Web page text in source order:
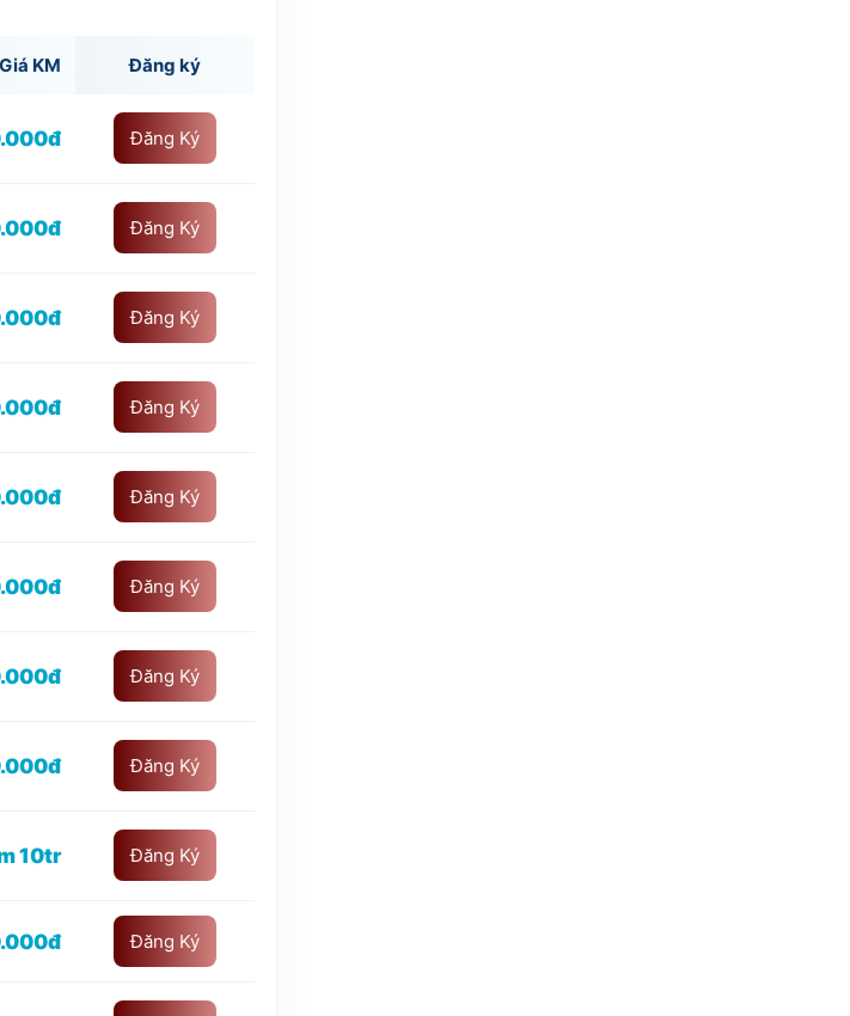
Giá KM Đăng ký
Đăng Ký
Đăng Ký
Đăng Ký
Đăng Ký
Đăng Ký
Đăng Ký
Đăng Ký
Đăng Ký
10tr Đăng Ký
Đăng Ký